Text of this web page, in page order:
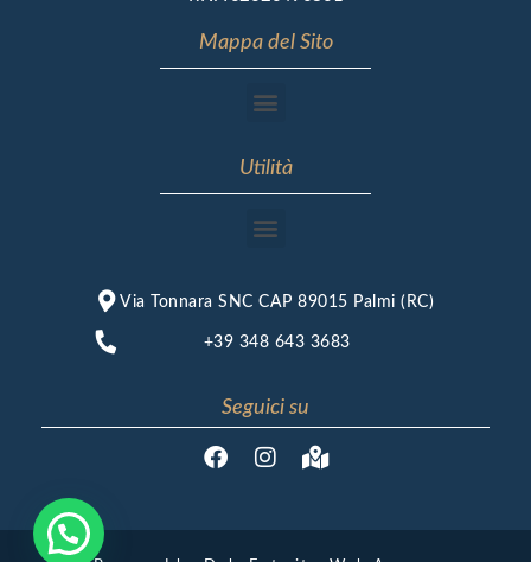
Mappa del Sito
Utilità
Via Tonnara SNC CAP 89015 Palmi (RC)
+39 348 643 3683
Seguici su